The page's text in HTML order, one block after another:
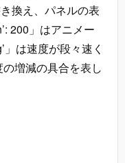
換え、パネルの表
200」はアニメー
」は速度が段々速く
増減の具合を表し